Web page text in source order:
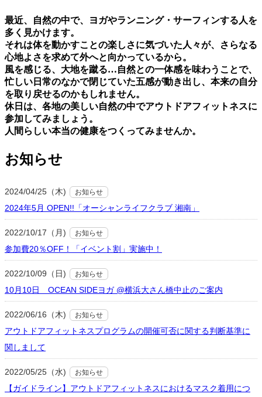
最近、⾃然の中で、ヨガやランニング・サーフィンする⼈を
多く⾒かけます。
それは体を動かすことの楽しさに気づいた⼈々が、さらなる
⼼地よさを求めて外へと向かっているから。
⾵を感じる、⼤地を蹴る…⾃然との⼀体感を味わうことで、
忙しい⽇常のなかで閉じていた五感が動き出し、本来の⾃分
を取り戻せるのかもしれません。
休⽇は、各地の美しい⾃然の中でアウトドアフィットネスに
参加してみましょう。
⼈間らしい本当の健康をつくってみませんか。
お知らせ
2024/04/25（木) お知らせ
2024年5月 OPEN!!「オーシャンライフクラブ 湘南」
2022/10/17（月) お知らせ
参加費20％OFF！「イベント割」実施中！
2022/10/09（日) お知らせ
10月10日 OCEAN SIDEヨガ @横浜大さん橋中止のご案内
2022/06/16（木) お知らせ
アウトドアフィットネスプログラムの開催可否に関する判断基準に
関しまして
2022/05/25（水) お知らせ
【ガイドライン】アウトドアフィットネスにおけるマスク着用につ